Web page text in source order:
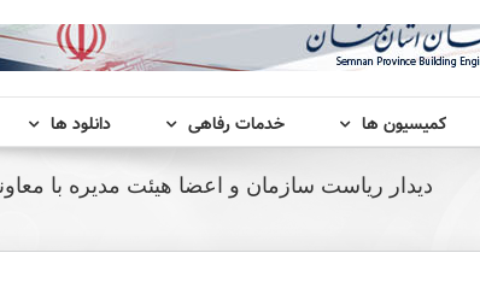
کمیسیون ها خدمات رفاهی دانلود ها
دیدار ریاست سازمان و اعضا هیئت مدیره با